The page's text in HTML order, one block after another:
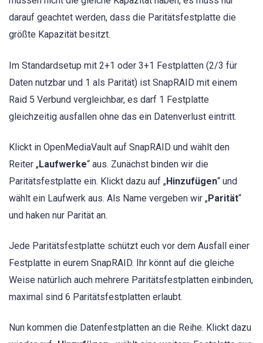
darauf geachtet werden, dass die Paritätsfestplatte die
größte Kapazität besitzt.
Im Standardsetup mit 2+1 oder 3+1 Festplatten (2/3 für
Daten nutzbar und 1 als Parität) ist SnapRAID mit einem
Raid 5 Verbund vergleichbar, es darf 1 Festplatte
gleichzeitig ausfallen ohne das ein Datenverlust eintritt.
Klickt in OpenMediaVault auf SnapRAID und wählt den
Reiter „Laufwerke“ aus. Zunächst binden wir die
Paritätsfestplatte ein. Klickt dazu auf „Hinzufügen“ und
wählt ein Laufwerk aus. Als Name vergeben wir „Parität“
und haken nur Parität an.
Jede Paritätsfestplatte schützt euch vor dem Ausfall einer
Festplatte in eurem SnapRAID. Ihr könnt auf die gleiche
Weise natürlich auch mehrere Paritätsfestplatten einbinden,
maximal sind 6 Paritätsfestplatten erlaubt.
Nun kommen die Datenfestplatten an die Reihe. Klickt dazu